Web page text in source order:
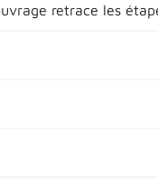
retrace les